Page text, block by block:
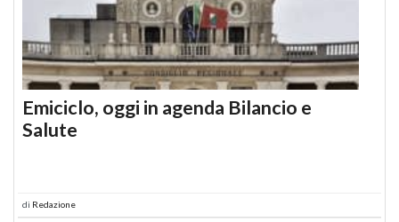
Emiciclo, oggi in agenda Bilancio e
Salute
di Redazione